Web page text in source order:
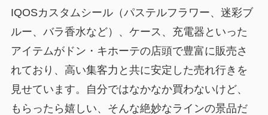
IQOSカスタムシール（パステルフラワー、迷彩ブ
ルー、バラ香水など）、ケース、充電器といった
アイテムがドン・キホーテの店頭で豊富に販売さ
れており、高い集客力と共に安定した売れ行きを
見せています。自分ではなかなか買わないけど、
もらったら嬉しい、そんな絶妙なラインの景品だ